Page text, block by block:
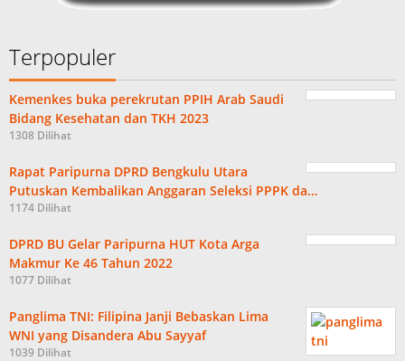
Terpopuler
Kemenkes buka perekrutan PPIH Arab Saudi
Bidang Kesehatan dan TKH 2023
1308 Dilihat
Rapat Paripurna DPRD Bengkulu Utara
Putuskan Kembalikan Anggaran Seleksi PPPK da…
1174 Dilihat
DPRD BU Gelar Paripurna HUT Kota Arga
Makmur Ke 46 Tahun 2022
1077 Dilihat
Panglima TNI: Filipina Janji Bebaskan Lima
WNI yang Disandera Abu Sayyaf
1039 Dilihat